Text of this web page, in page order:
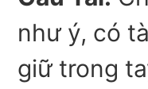
như ý, có
giữ trong